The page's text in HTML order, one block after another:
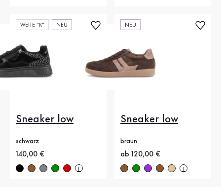
WEITE "K" NEU
Sneaker low
schwarz
Neuer Preis
140,00 €
NEU
Sneaker low
braun
Neuer Preis
ab 120,00 €